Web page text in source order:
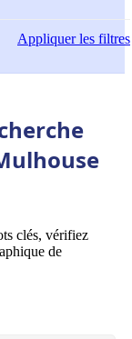
Appliquerles filtres
clés, vérifiez
de